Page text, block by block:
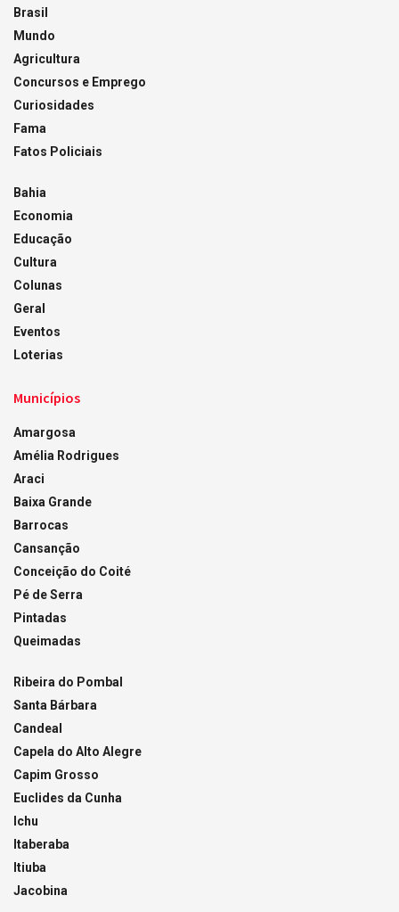
Brasil
Mundo
Agricultura
Concursos e Emprego
Curiosidades
Fama
Fatos Policiais
Bahia
Economia
Educação
Cultura
Colunas
Geral
Eventos
Loterias
Municípios
Amargosa
Amélia Rodrigues
Araci
Baixa Grande
Barrocas
Cansanção
Conceição do Coité
Pé de Serra
Pintadas
Queimadas
Ribeira do Pombal
Santa Bárbara
Candeal
Capela do Alto Alegre
Capim Grosso
Euclides da Cunha
Ichu
Itaberaba
Itiuba
Jacobina